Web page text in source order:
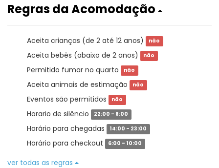
Regras da Acomodação
Aceita crianças (de 2 até 12 anos) não
Aceita bebês (abaixo de 2 anos) não
Permitido fumar no quarto não
Aceita animais de estimação não
Eventos são permitidos não
Horario de silêncio 22:00 - 8:00
Horário para chegadas 14:00 - 23:00
Horário para checkout 6:00 - 10:00
ver todas as regras